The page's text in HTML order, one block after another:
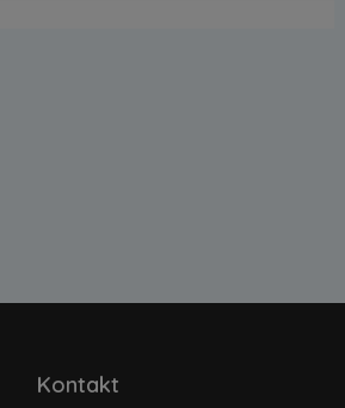
Kontakt